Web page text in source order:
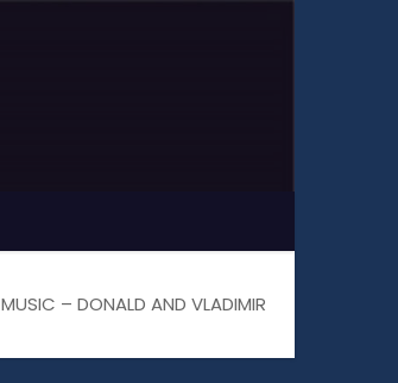
MUSIC – DONALD AND VLADIMIR